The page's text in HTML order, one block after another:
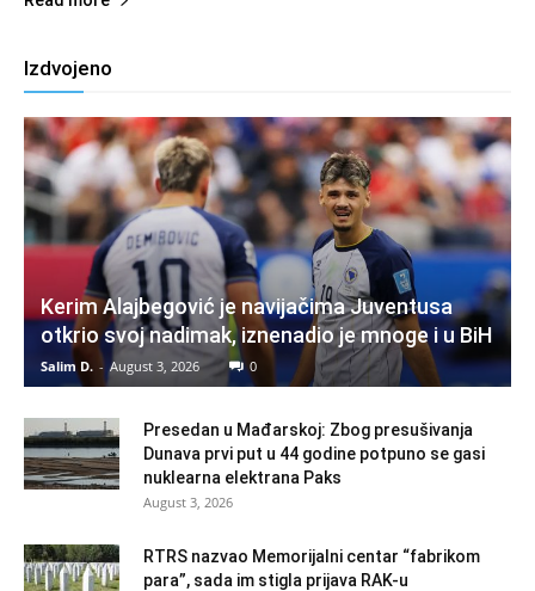
Izdvojeno
Kerim Alajbegović je navijačima Juventusa
otkrio svoj nadimak, iznenadio je mnoge i u BiH
Salim D. - August 3, 2026 0
Presedan u Mađarskoj: Zbog presušivanja
Dunava prvi put u 44 godine potpuno se gasi
nuklearna elektrana Paks
August 3, 2026
RTRS nazvao Memorijalni centar “fabrikom
para”, sada im stigla prijava RAK-u